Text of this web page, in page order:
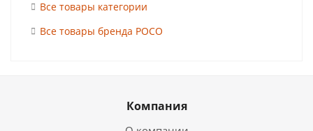
Все товары категории
Все товары бренда POCO
Компания